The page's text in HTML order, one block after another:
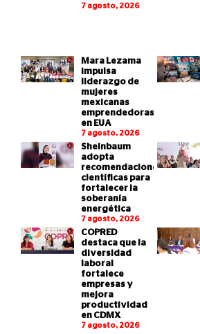
7 agosto, 2026
Mara Lezama
impulsa
liderazgo de
mujeres
mexicanas
emprendedoras
en EUA
7 agosto, 2026
Sheinbaum
adopta
recomendaciones
científicas para
fortalecer la
soberanía
energética
7 agosto, 2026
COPRED
destaca que la
diversidad
laboral
fortalece
empresas y
mejora
productividad
en CDMX
7 agosto, 2026